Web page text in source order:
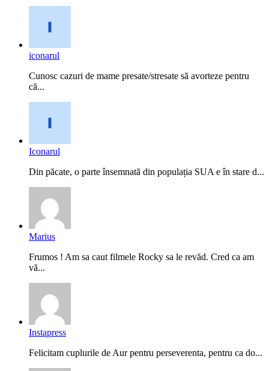
iconarul
Cunosc cazuri de mame presate/stresate să avorteze pentru
că...
Iconarul
Din păcate, o parte însemnată din populația SUA e în stare d...
Marius
Frumos ! Am sa caut filmele Rocky sa le revăd. Cred ca am
vă...
Instapress
Felicitam cuplurile de Aur pentru perseverenta, pentru ca do...